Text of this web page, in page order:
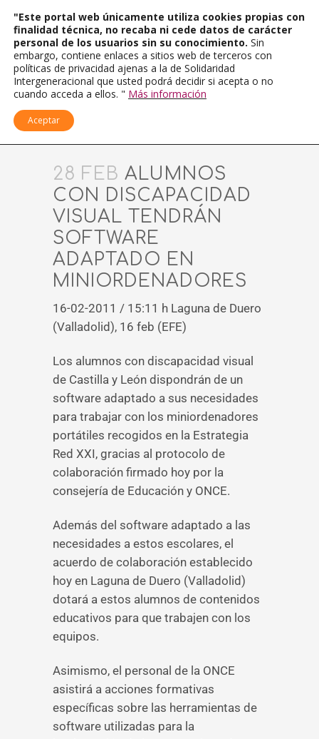
28 FEB ALUMNOS
CON DISCAPACIDAD
VISUAL TENDRÁN
SOFTWARE
ADAPTADO EN
MINIORDENADORES
16-02-2011 / 15:11 h Laguna de Duero
(Valladolid), 16 feb (EFE)
Los alumnos con discapacidad visual
de Castilla y León dispondrán de un
software adaptado a sus necesidades
para trabajar con los miniordenadores
portátiles recogidos en la Estrategia
Red XXI, gracias al protocolo de
colaboración firmado hoy por la
consejería de Educación y ONCE.
Además del software adaptado a las
necesidades a estos escolares, el
acuerdo de colaboración establecido
hoy en Laguna de Duero (Valladolid)
dotará a estos alumnos de contenidos
educativos para que trabajen con los
equipos.
Asimismo, el personal de la ONCE
asistirá a acciones formativas
específicas sobre las herramientas de
software utilizadas para la
"Este portal web únicamente utiliza cookies propias con
finalidad técnica, no recaba ni cede datos de carácter
personal de los usuarios sin su conocimiento. Sin
embargo, contiene enlaces a sitios web de terceros con
políticas de privacidad ajenas a la de Solidaridad
Intergeneracional que usted podrá decidir si acepta o no
cuando acceda a ellos. " Más información
Aceptar